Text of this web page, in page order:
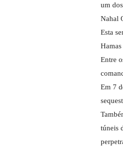
um
Nahal
Esta
Entre
Em 7
túneis